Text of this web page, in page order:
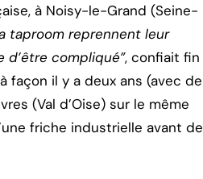
à Noisy-le-Grand (Seine-
taproom reprennent leur
d’être compliqué”, confiait fin
façon il y a deux ans (avec de
(Val d’Oise) sur le même
friche industrielle avant de